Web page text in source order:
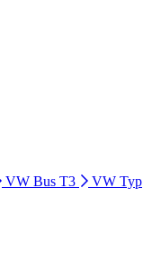
VW Bus T3
VW Typ